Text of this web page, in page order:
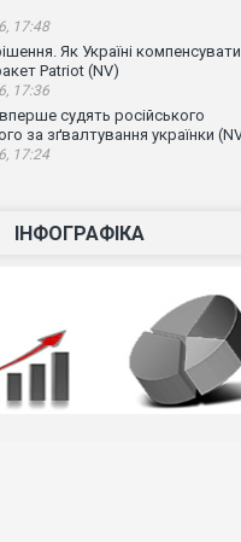
17:48
Як Україні компенсувати
Patriot (NV)
17:36
вперше судять російського
за зґвалтування українки
17:24
ІНФОГРАФІКА